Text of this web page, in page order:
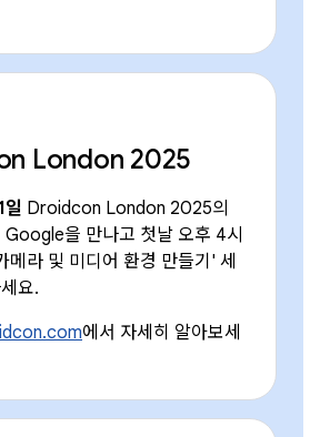
London 2025
Droidcon London 2025의
Google을 만나고 첫날 오후 4시
메라 및 미디어 환경 만들기' 세
요.
에서 자세히 알아보세